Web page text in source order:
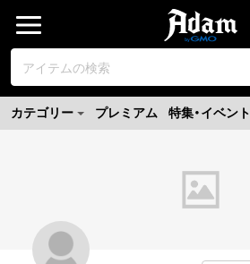
カテゴリー プレミアム 特集・イベント